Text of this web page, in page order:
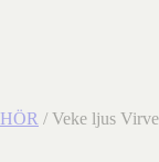
/ Veke ljus